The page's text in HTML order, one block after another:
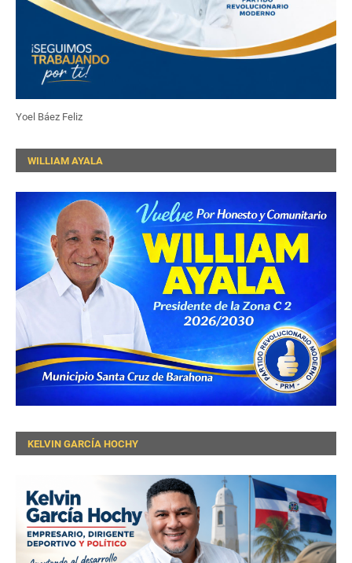
Yoel Báez Feliz
WILLIAM AYALA
KELVIN GARCÍA HOCHY